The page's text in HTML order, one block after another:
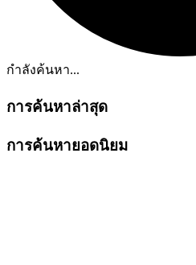
กำลังค้นหา...
การค้นหาล่าสุด
การค้นหายอดนิยม